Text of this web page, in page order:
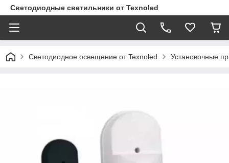
Светодиодные светильники от Texnoled
Светодиодное освещение от Texnoled Установочные